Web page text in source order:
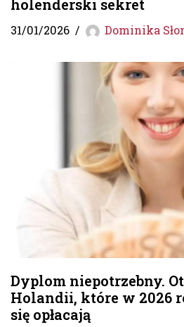
holenderski sekret
31/01/2026 Dominika
Dyplom niepotrzebny.
Holandii, które w 2026
się opłacają